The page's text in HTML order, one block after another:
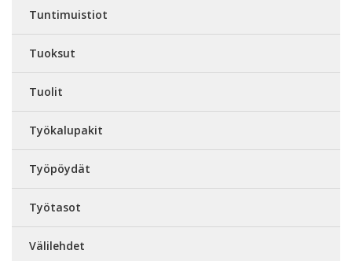
Tuntimuistiot
Tuoksut
Tuolit
Työkalupakit
Työpöydät
Työtasot
Välilehdet